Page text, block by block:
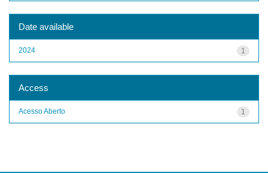
Date available
1
2024
Access
1
Acesso Aberto